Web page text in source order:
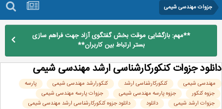
جزوات مهندسی شیمی
**مهم: بازگشایی موقت بخش گفتگوی آزاد جهت فراهم سازی
بستر ارتباط بین کاربران**
جزوات کنکورکارشناسی ارشد مهندسی شیمی
شیمی کنکورکارشناسی ارشد کنکورارشد مهندسی شیمی
پارسه
جزوه کنکور
جزوه پارسه مهندسی شیمی
جزوات پارسه مهندسی شیمی
جزوات ارشد شیمی
دانلود دانلود جزوه کنکورکارشناسی ارشد مهندسی شیمی